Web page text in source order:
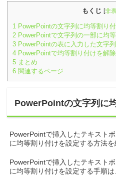
もくじ [非
1 PowerPointの文字列に均等割り
2 PowerPointで文字列の一部に均
3 PowerPointの表に入力した文字
4 PowerPointで均等割り付けを解
5 まとめ
6 関連するページ
PowerPointの文字列に
PowerPointで挿入したテキスト
に均等割り付けを設定する方法を
PowerPointで挿入したテキスト
に均等割り付けを設定する手順は